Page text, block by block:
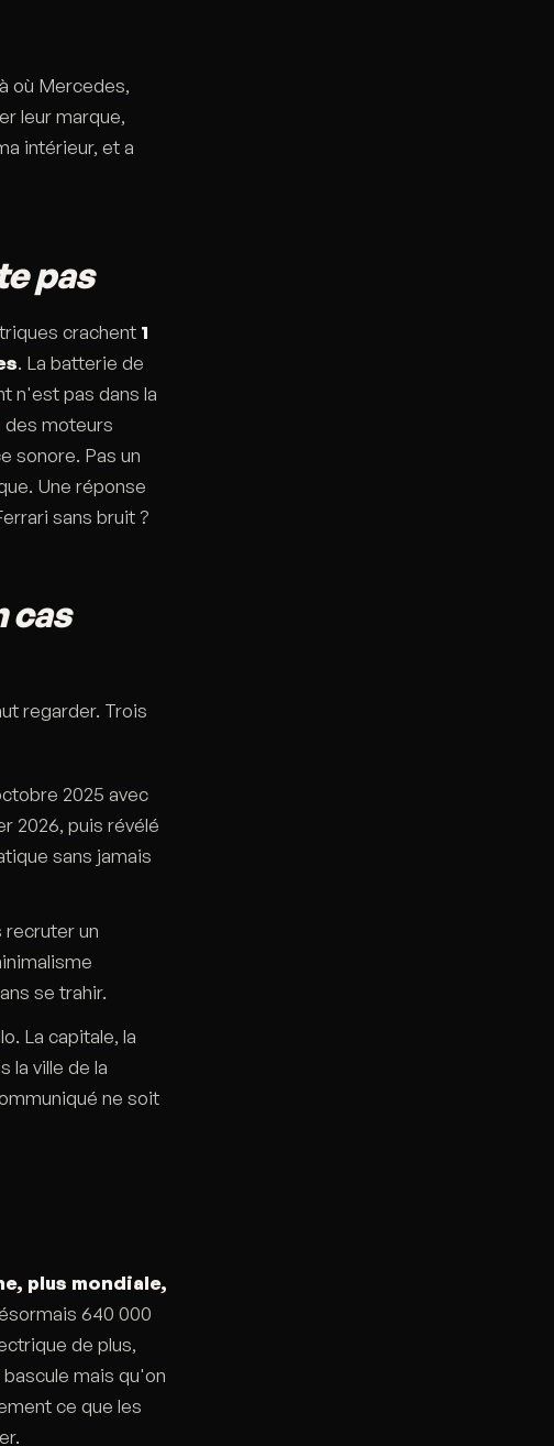
où Mercedes,
leur marque,
intérieur, et a
pas
crachent 1
. La batterie de
n'est pas dans la
des moteurs
sonore. Pas un
Une réponse
sans bruit ?
cas
regarder. Trois
2025 avec
2026, puis révélé
sans jamais
recruter un
se trahir.
La capitale, la
la ville de la
ne soit
plus mondiale,
640 000
de plus,
mais qu'on
ce que les